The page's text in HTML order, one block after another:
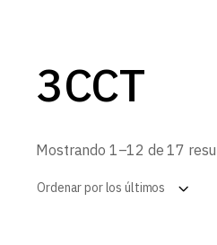
3CCT
Mostrando 1–12 de 17
Ordenar por los últimos